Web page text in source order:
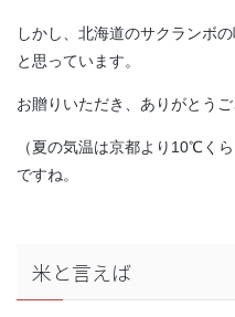
しかし、北海道のサクランボ
と思っています。
お贈りいただき、ありがとうご
（夏の気温は京都より10℃く
ですね。
米と言えば